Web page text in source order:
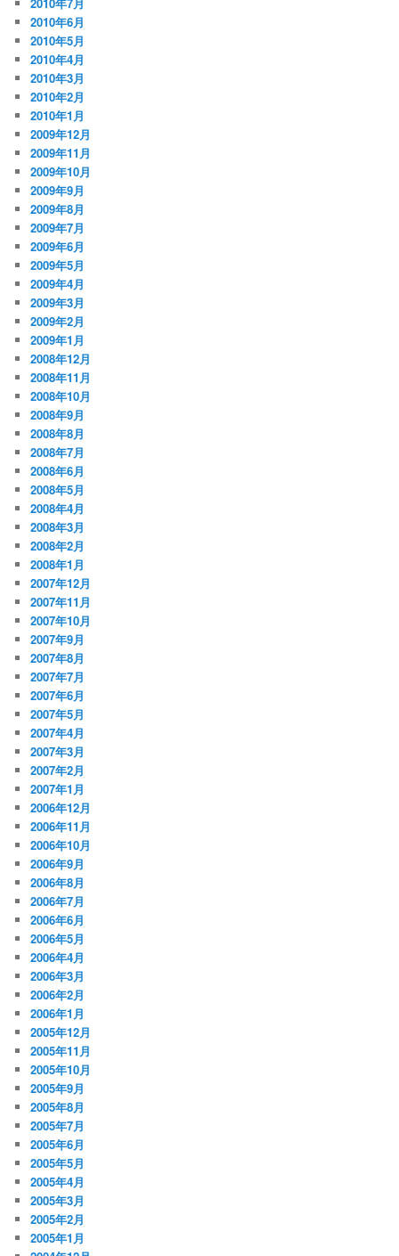
2010年6月
2010年5月
2010年4月
2010年3月
2010年2月
2010年1月
2009年12月
2009年11月
2009年10月
2009年9月
2009年8月
2009年7月
2009年6月
2009年5月
2009年4月
2009年3月
2009年2月
2009年1月
2008年12月
2008年11月
2008年10月
2008年9月
2008年8月
2008年7月
2008年6月
2008年5月
2008年4月
2008年3月
2008年2月
2008年1月
2007年12月
2007年11月
2007年10月
2007年9月
2007年8月
2007年7月
2007年6月
2007年5月
2007年4月
2007年3月
2007年2月
2007年1月
2006年12月
2006年11月
2006年10月
2006年9月
2006年8月
2006年7月
2006年6月
2006年5月
2006年4月
2006年3月
2006年2月
2006年1月
2005年12月
2005年11月
2005年10月
2005年9月
2005年8月
2005年7月
2005年6月
2005年5月
2005年4月
2005年3月
2005年2月
2005年1月